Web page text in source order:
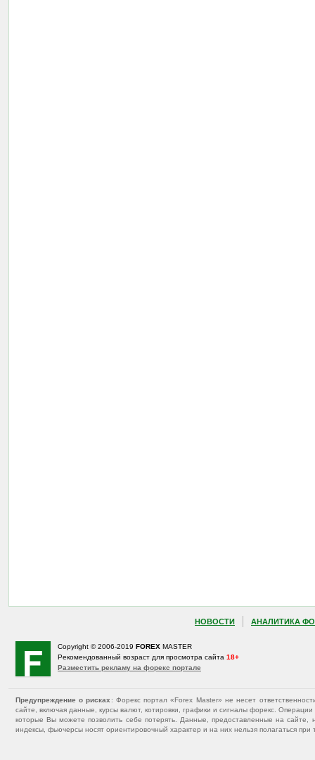
НОВОСТИ АНАЛИТИКА
Copyright © 2006-2019 FOREX MASTER
Рекомендованный возраст для просмотра сайта 18+
Разместить рекламу на форекс портале
Предупреждение о рисках : Форекс портал «Forex Master» не несет
сайте, включая данные, курсы валют, котировки, графики и сигналы форекс.
которые Вы можете позволить себе потерять. Данные, предоставленные на
индексы, фьючерсы носят ориентировочный характер и на них нельзя полагаться при